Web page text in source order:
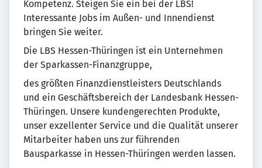
Kompetenz. Steigen Sie ein bei der LBS!
Interessante Jobs im Außen- und Innendienst
bringen Sie weiter.
Die LBS Hessen-Thüringen ist ein Unternehmen
der Sparkassen-Finanzgruppe,
des größten Finanzdienstleisters Deutschlands
und ein Geschäftsbereich der Landesbank Hessen-
Thüringen. Unsere kundengerechten Produkte,
unser exzellenter Service und die Qualität unserer
Mitarbeiter haben uns zur führenden
Bausparkasse in Hessen-Thüringen werden lassen.